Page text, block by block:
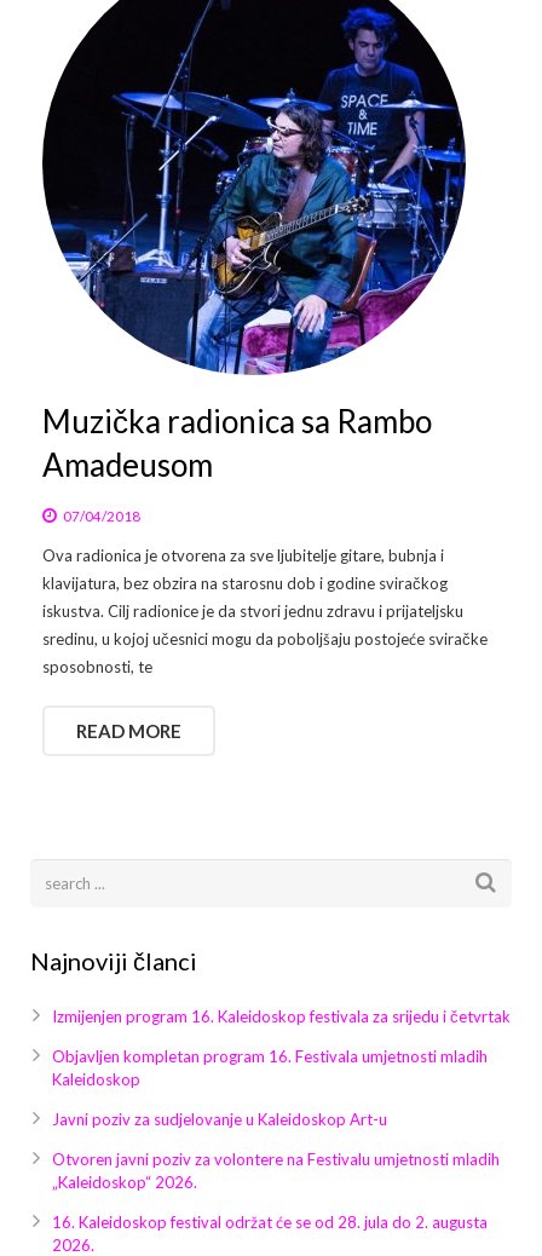
Muzička radionica sa Rambo
Amadeusom
07/04/2018
Ova radionica je otvorena za sve ljubitelje gitare, bubnja i
klavijatura, bez obzira na starosnu dob i godine sviračkog
iskustva. Cilj radionice je da stvori jednu zdravu i prijateljsku
sredinu, u kojoj učesnici mogu da poboljšaju postojeće sviračke
sposobnosti, te
READ MORE
Najnoviji članci
Izmijenjen program 16. Kaleidoskop festivala za srijedu i četvrtak
Objavljen kompletan program 16. Festivala umjetnosti mladih
Kaleidoskop
Javni poziv za sudjelovanje u Kaleidoskop Art-u
Otvoren javni poziv za volontere na Festivalu umjetnosti mladih
„Kaleidoskop“ 2026.
16. Kaleidoskop festival održat će se od 28. jula do 2. augusta
2026.